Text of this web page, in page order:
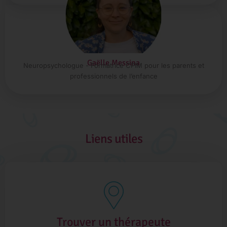
Gaëlle Messina
Neuropsychologue - Formatrice CPIM pour les parents et
professionnels de l’enfance
Liens utiles
Trouver un thérapeute